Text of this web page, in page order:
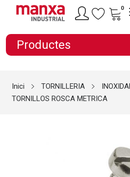
0
Productes
Inici TORNILLERIA
TORNILLOS ROSCA METRICA